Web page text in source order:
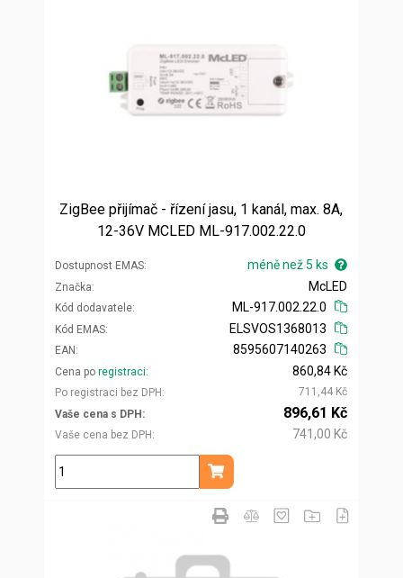
ZigBee přijímač - řízení jasu, 1 kanál, max. 8A,
12-36V MCLED ML-917.002.22.0
Dostupnost EMAS méně než 5 ks
Značka
Kód dodavatele
McLED
ML-917.002.22.0
Kód EMAS
EAN
ELSVOS1368013
8595607140263
Cena po registraci
Po registraci bez DPH
860,84 Kč
711,44 Kč
Vaše cena s DPH
Vaše cena bez DPH
896,61 Kč
741,00 Kč
ks
Přidat do košíku